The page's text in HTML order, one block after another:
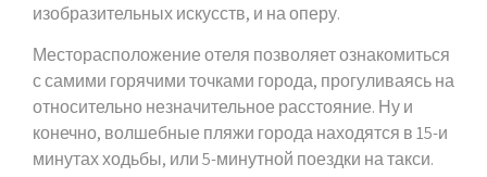
изобразительных искусств, и на оперу.
Месторасположение отеля позволяет ознакомиться
с самими горячими точками города, прогуливаясь на
относительно незначительное расстояние. Ну и
конечно, волшебные пляжи города находятся в 15-и
минутах ходьбы, или 5-минутной поездки на такси.